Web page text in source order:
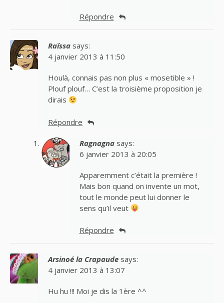
Répondre
Raïssa says:
4 janvier 2013 à 11:50
Houlà, connais pas non plus « mosetible » !
Plouf plouf… C’est la troisième proposition je
dirais
Répondre
Ragnagna says:
6 janvier 2013 à 20:05
Apparemment c’était la première !
Mais bon quand on invente un mot,
tout le monde peut lui donner le
sens qu’il veut
Répondre
Arsinoé la Crapaude says:
4 janvier 2013 à 13:07
Hu hu !!! Moi je dis la 1ère ^^